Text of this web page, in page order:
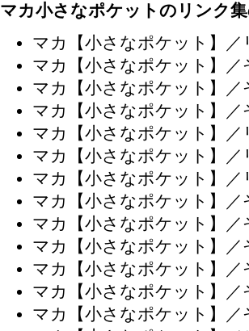
マカ小さなポケットのリンク
マカ【小さなポケット】／
マカ【小さなポケット】／
マカ【小さなポケット】／
マカ【小さなポケット】／
マカ【小さなポケット】／
マカ【小さなポケット】／
マカ【小さなポケット】／
マカ【小さなポケット】／
マカ【小さなポケット】／
マカ【小さなポケット】／
マカ【小さなポケット】／
マカ【小さなポケット】／
マカ【小さなポケット】／